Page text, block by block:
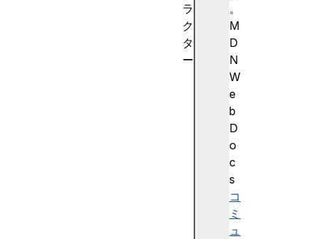
。
M
D
N
W
e
b
D
o
c
s
コ
ミ
ュ
ラ
ク
タ
ー